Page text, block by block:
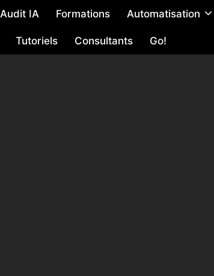
Audit IA Formations Automatisation
Tutoriels Consultants Go!